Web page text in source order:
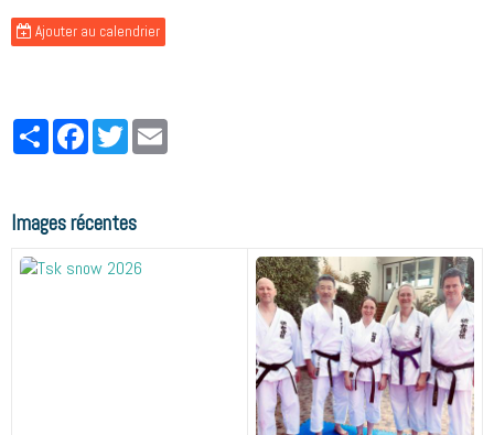
Ajouter au calendrier
PartagerFacebookTwitter
Images récentes